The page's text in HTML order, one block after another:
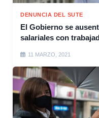
DENUNCIA DEL SUTE
El Gobierno se
salariales con
11 MARZO, 2021